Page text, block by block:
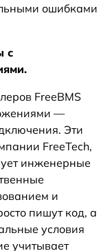
ошибками
с
FreeBMS
—
Эти
FreeTech,
инженерные
и
пишут код, а
условия
учитывает